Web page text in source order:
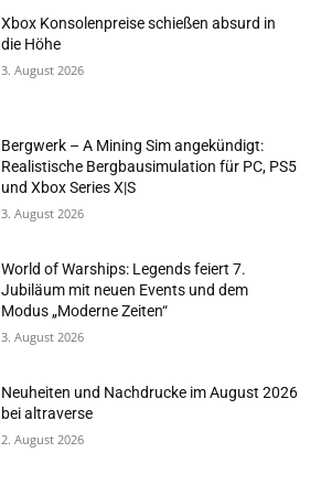
Xbox Konsolenpreise schießen absurd in
die Höhe
3. August 2026
Bergwerk – A Mining Sim angekündigt:
Realistische Bergbausimulation für PC, PS5
und Xbox Series X|S
3. August 2026
World of Warships: Legends feiert 7.
Jubiläum mit neuen Events und dem
Modus „Moderne Zeiten“
3. August 2026
Neuheiten und Nachdrucke im August 2026
bei altraverse
2. August 2026